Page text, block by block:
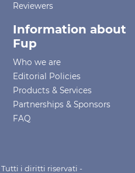
Reviewers
Information about
Fup
Who we are
Editorial Policies
Products & Services
Partnerships & Sponsors
FAQ
Tutti i diritti riservati -